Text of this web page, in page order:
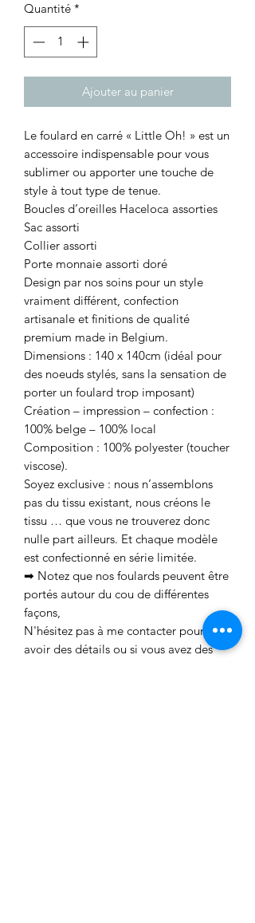
Quantité *
Ajouter au panier
Le foulard en carré « Little Oh! » est un
accessoire indispensable pour vous
sublimer ou apporter une touche de
style à tout type de tenue.
Boucles d’oreilles Haceloca assorties
Sac assorti
Collier assorti
Porte monnaie assorti doré
Design par nos soins pour un style
vraiment différent, confection
artisanale et finitions de qualité
premium made in Belgium.
Dimensions : 140 x 140cm (idéal pour
des noeuds stylés, sans la sensation de
porter un foulard trop imposant)
Création – impression – confection :
100% belge – 100% local
Composition : 100% polyester (toucher
viscose).
Soyez exclusive : nous n’assemblons
pas du tissu existant, nous créons le
tissu … que vous ne trouverez donc
nulle part ailleurs. Et chaque modèle
est confectionné en série limitée.
➡ Notez que nos foulards peuvent être
portés autour du cou de différentes
façons,
N'hésitez pas à me contacter pour
avoir des détails ou si vous avez des